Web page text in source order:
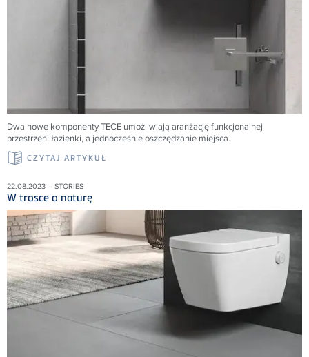
Dwa nowe komponenty TECE umożliwiają aranżację funkcjonalnej
przestrzeni łazienki, a jednocześnie oszczędzanie miejsca.
CZYTAJ ARTYKUŁ
22.08.2023 – STORIES
W trosce o naturę